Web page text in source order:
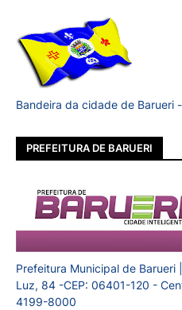
Bandeira da cidade de Barueri
PREFEITURA DE BARUERI
Prefeitura Municipal de Barueri
Luz, 84 -CEP: 06401-120 -
4199-8000